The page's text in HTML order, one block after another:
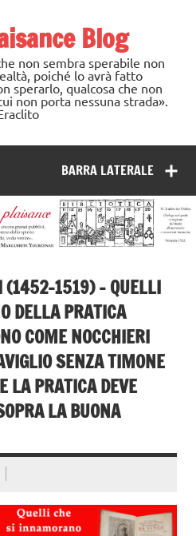
Blog
non sembra sperabile non
poiché lo avrà fatto
sperarlo, qualcosa che non
non porta nessuna strada».
BARRA LATERALE
(1452-1519) – QUELLI
DELLA PRATICA
COME NOCCHIERI
SENZA TIMONE
LA PRATICA DEVE
LA BUONA